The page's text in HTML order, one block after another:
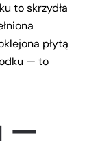
to skrzydła
płytą
— to
—